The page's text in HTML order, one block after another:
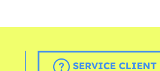
SERVICE CLIENT